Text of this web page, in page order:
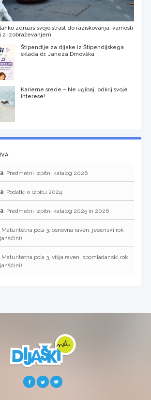
združiš svojo strast do raziskovanja, varnosti
z izobraževanjem
Štipendije za dijake iz Štipendijskega
sklada dr. Janeza Drnovška
Karierne srede – Ne ugibaj, odkrij svoje
interese!
: Predmetni izpitni katalog 2026
: Podatki o izpitu 2024
: Predmetni izpitni katalog 2025 in 2026
Maturitetna pola 3, osnovna raven, jesenski rok
Maturitetna pola 3, višja raven, spomladanski rok